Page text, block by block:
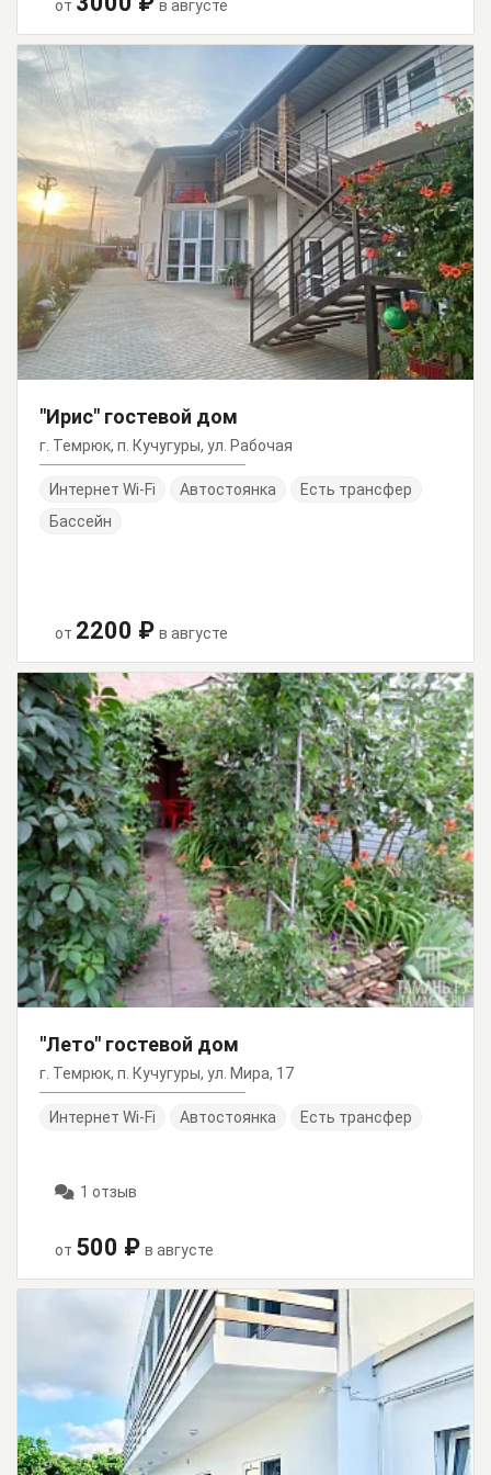
от в августе
"Ирис" гостевой дом
г. Темрюк, п. Кучугуры, ул. Рабочая
Интернет Wi-Fi Автостоянка
Есть трансфер
Бассейн
от 2200 ₽ в августе
"Лето" гостевой дом
г. Темрюк, п. Кучугуры, ул. Мира, 17
Интернет Wi-Fi Автостоянка Есть трансфер
1 отзыв
от 500 ₽ в августе